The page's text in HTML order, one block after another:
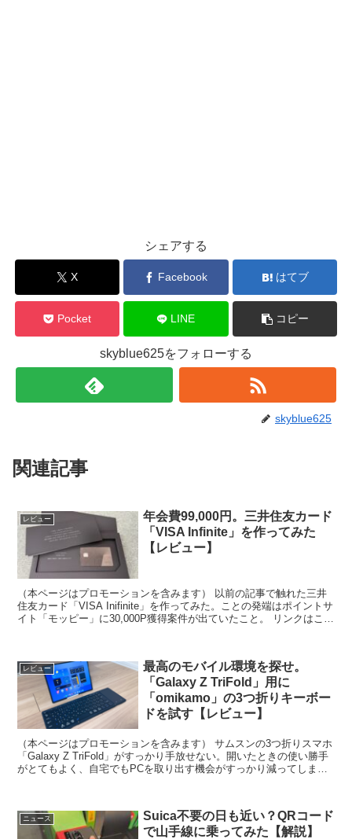
シェアする
X Facebook はてブ
Pocket LINE コピー
skyblue625をフォローする
skyblue625
関連記事
レビュー
年会費99,000円。三井住友カード
「VISA Infinite」を作ってみた
【レビュー】
（本ページはプロモーションを含みます） 以前の記事で触れた三井
住友カード「VISA Inifinite」を作ってみた。ことの発端はポイントサ
イト「モッピー」に30,000P獲得案件が出ていたこと。 リンクはこち
レビュー
最高のモバイル環境を探せ。
「Galaxy Z TriFold」用に
「omikamo」の3つ折りキーボー
ドを試す【レビュー】
（本ページはプロモーションを含みます） サムスンの3つ折りスマホ
「Galaxy Z TriFold」がすっかり手放せない。開いたときの使い勝手
がとてもよく、自宅でもPCを取り出す機会がすっかり減ってしまっ
ニュース
Suica不要の日も近い？QRコード
で山手線に乗ってみた【解説】